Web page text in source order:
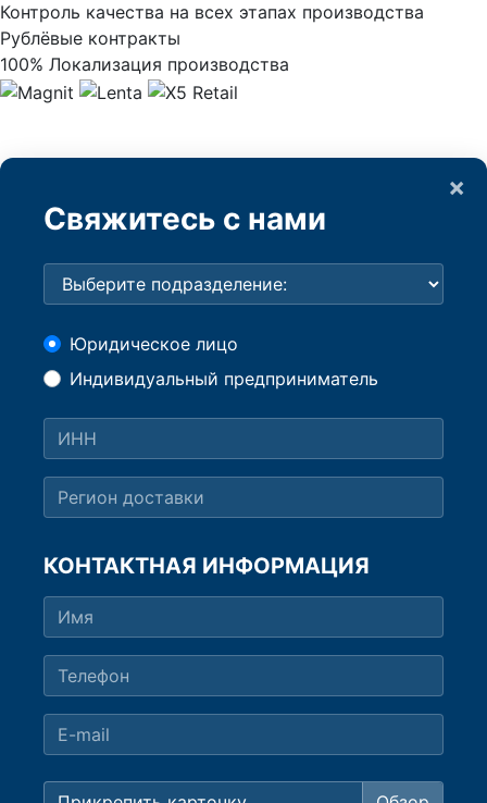
Контроль качества на всех этапах производства
Рублёвые контракты
100% Локализация производства
×
Свяжитесь с нами
Юридическое лицо
Индивидуальный предприниматель
КОНТАКТНАЯ ИНФОРМАЦИЯ